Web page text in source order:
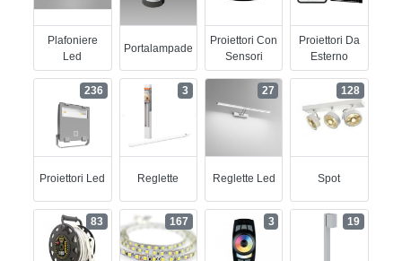
Plafoniere
Led
Portalampade
Proiettori Con
Sensori
Proiettori Da
Esterno
Proiettori Led
236
Reglette
3
Reglette Led
27
Spot
128
83 167 3 19